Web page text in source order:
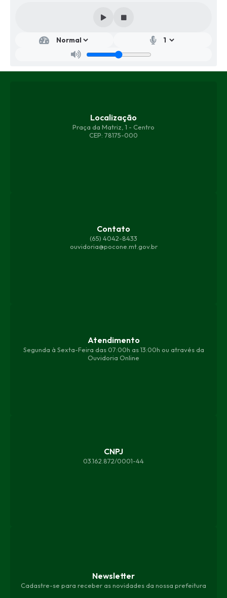
etar
Localização
Praça da Matriz, 1 - Centro
CEP: 78175-000
Contato
(65) 4042-8433
ouvidoria@pocone.mt.gov.br
Atendimento
Segunda à Sexta-Feira das 07:00h as 13:00h ou através da
Ouvidoria Online
CNPJ
03.162.872/0001-44
Newsletter
Cadastre-se para receber as novidades da nossa prefeitura